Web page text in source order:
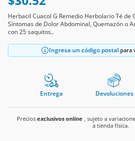
Herbacil Cuacol G Remedio Herbolario Té de
Síntomas de Dolor Abdominal, Quemazón o
con 25 saquitos..
Ingresa un código postal para
Entrega Devoluciones
Precios exclusivos online , sujeto a
a tienda física.